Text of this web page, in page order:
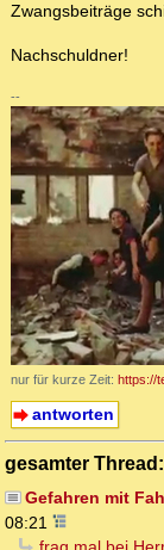
Zwangsbeiträge
Nachschuldner!
--
nur für kurze Zeit: https://
antworten
gesamter Thread:
Gefahren mit
08:21